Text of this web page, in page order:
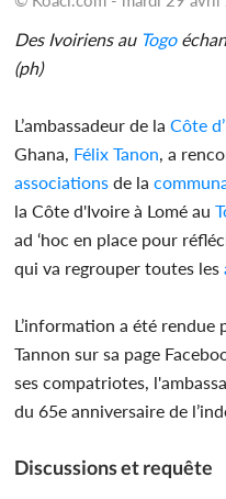
Des Ivoiriens au Togo
(ph)
L’ambassadeur de la Côte
Ghana, Félix Tanon , a
associations de la
la Côte d'Ivoire à Lomé au
ad ‘hoc en place pour
qui va regrouper toutes les
L’information a été rendue
Tannon sur sa page
ses compatriotes,
du 65e anniversaire de
Discussions et requête